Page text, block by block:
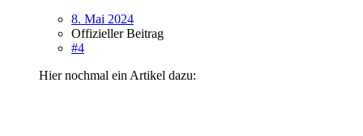
8. Mai 2024
Offizieller Beitrag
#4
Hier nochmal ein Artikel dazu: